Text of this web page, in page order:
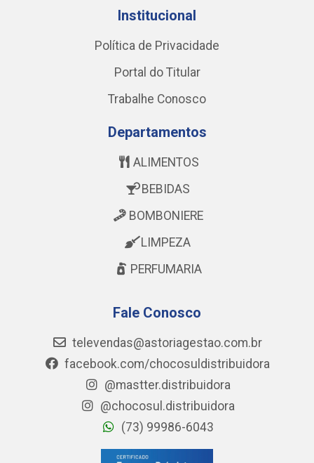
Institucional
Política de Privacidade
Portal do Titular
Trabalhe Conosco
Departamentos
ALIMENTOS
BEBIDAS
BOMBONIERE
LIMPEZA
PERFUMARIA
Fale Conosco
televendas@astoriagestao.com.br
facebook.com/chocosuldistribuidora
@mastter.distribuidora
@chocosul.distribuidora
(73) 99986-6043